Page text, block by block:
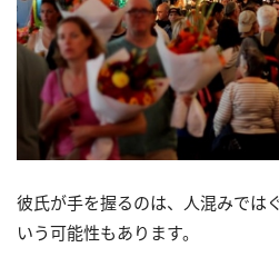
彼氏が手を握るのは、人混みでは
いう可能性もあります。